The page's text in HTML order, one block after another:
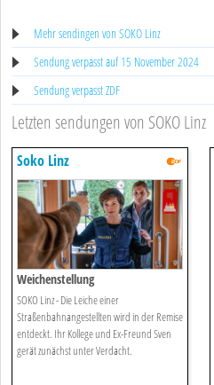
Mehr sendingen von SOKO Linz
Sendung verpasst auf 15 November 2024
Sendung verpasst ZDF
Letzten sendungen von SOKO Linz
Soko Linz
Weichenstellung
SOKO Linz - Die Leiche einer
Straßenbahnangestellten wird in der Remise
entdeckt. Ihr Kollege und Ex-Freund Sven
gerät zunächst unter Verdacht.